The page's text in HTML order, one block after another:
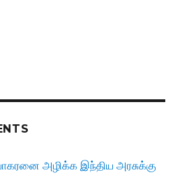
அழிக்க இந்திய அரசுக்கு